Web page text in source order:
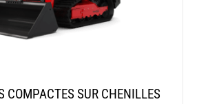
COMPACTES SUR CHENILLES